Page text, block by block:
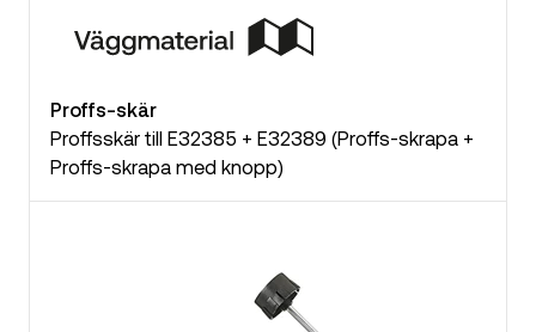
Proffs-skär
Proffsskär till E32385 + E32389 (Proffs-skrapa +
Proffs-skrapa med knopp)